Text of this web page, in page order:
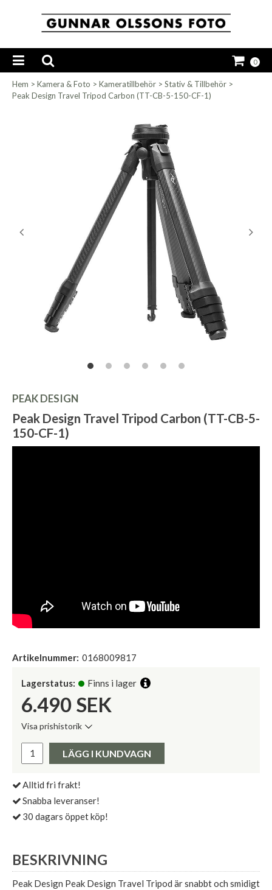
0
Hem > Kamera & Foto > Kameratillbehör > Stativ & Tillbehör >
Peak Design Travel Tripod Carbon (TT-CB-5-150-CF-1)
PEAK DESIGN
Peak Design Travel Tripod Carbon (TT-CB-5-
150-CF-1)
Artikelnummer: 0168009817
Lagerstatus: Finns i lager
6.490 SEK
Visa prishistorik
Pris:
LÄGG I KUNDVAGN
Alltid fri frakt!
Snabba leveranser!
30 dagars öppet köp!
BESKRIVNING
Peak Design Peak Design Travel Tripod är snabbt och smidigt